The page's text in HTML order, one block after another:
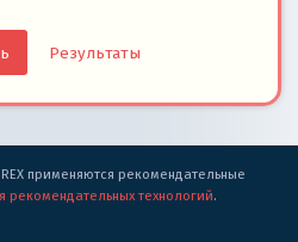
Результаты
применяются рекомендательные
технологий.